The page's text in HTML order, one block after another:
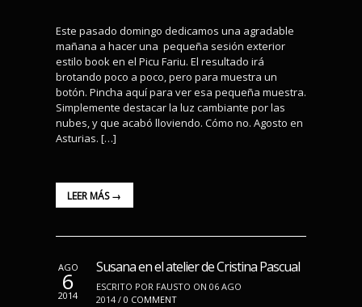
Este pasado domingo dedicamos una agradable
mañana a hacer una pequeña sesión exterior
estilo book en el Picu Fariu. El resultado irá
brotando poco a poco, pero para muestra un
botón. Pincha aquí para ver esa pequeña muestra.
Simplemente destacar la luz cambiante por las
nubes, y que acabó lloviendo. Cómo no. Agosto en
Asturias. […]
LEER MÁS →
AGO
6
2014
Susana en el atelier de Cristina Pascual
ESCRITO POR FAUSTO ON 06 AGO
2014 / 0 COMMENT